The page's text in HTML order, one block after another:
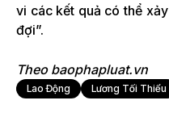
vi các kết quả có thể
đợi”.
Theo baophapluat.vn
Lao Động Lương Tối Thiểu